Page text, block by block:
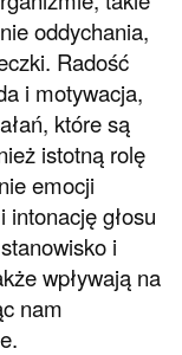
oddychania,
Radość
i motywacja,
które są
istotną rolę
emocji
intonację głosu
i
wpływają na
nam